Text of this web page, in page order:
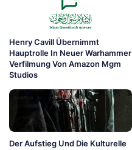
Henry Cavill Übernimmt
Hauptrolle In Neuer Warhammer
Verfilmung Von Amazon Mgm
Studios
Der Aufstieg Und Die Kulturelle